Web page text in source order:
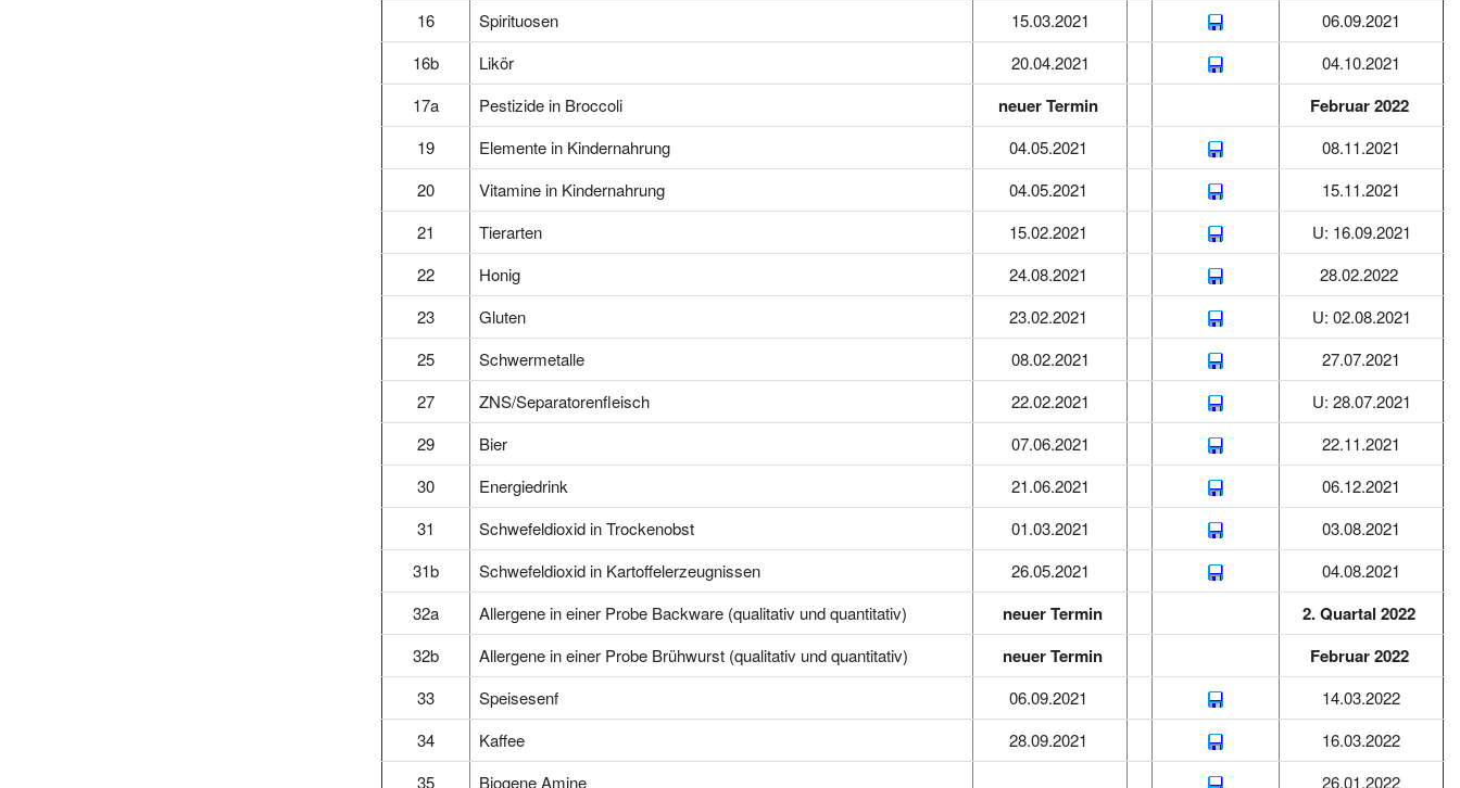
16
Spirituosen 15.03.2021
06.09.2021
16b
Likör 20.04.2021
04.10.2021
17a
Pestizide in Broccoli neuer Termin Februar 2022
19 Elemente in Kindernahrung 04.05.2021
08.11.2021
20
Vitamine in Kindernahrung 04.05.2021
15.11.2021
21
Tierarten 15.02.2021
U: 16.09.2021
22
Honig 24.08.2021
28.02.2022
23
Gluten 23.02.2021
U: 02.08.2021
25
Schwermetalle 08.02.2021
27.07.2021
27
ZNS/Separatorenfleisch 22.02.2021
U: 28.07.2021
29
Bier 07.06.2021
22.11.2021
30
Energiedrink 21.06.2021
06.12.2021
31
Schwefeldioxid in Trockenobst 01.03.2021
03.08.2021
31b
Schwefeldioxid in Kartoffelerzeugnissen 26.05.2021
04.08.2021
32a
Allergene in einer Probe Backware (qualitativ und quantitativ) neuer Termin 2. Quartal 2022
32b Allergene in einer Probe Brühwurst (qualitativ und quantitativ) neuer Termin Februar 2022
33 Speisesenf 06.09.2021
14.03.2022
34
Kaffee 28.09.2021
16.03.2022
35
Biogene Amine 26.01.2022